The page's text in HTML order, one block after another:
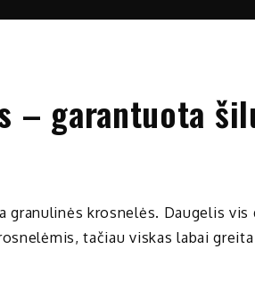
– garantuota
granulinės krosnelės. Daugelis
tačiau viskas labai